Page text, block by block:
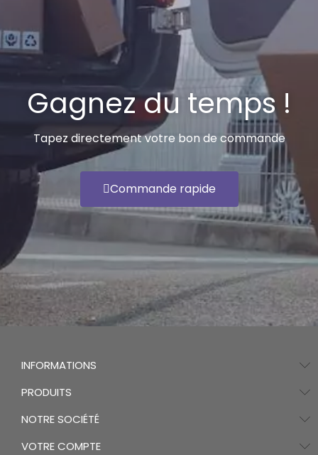
Gagnez du temps !
Tapez directement votre bon de commande
Commande rapide
INFORMATIONS
PRODUITS
NOTRE SOCIÉTÉ
VOTRE COMPTE